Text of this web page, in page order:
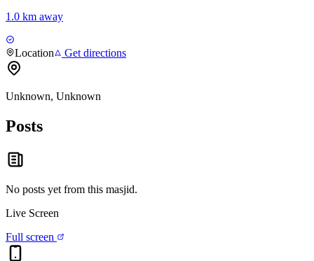
1.0 km away
Location Get directions
Unknown, Unknown
Posts
No posts yet from this masjid.
Live Screen
Full screen